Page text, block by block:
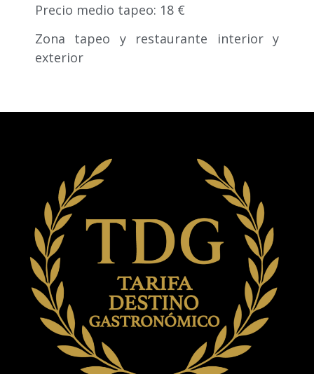
Precio medio tapeo: 18 €
Zona tapeo y restaurante interior y
exterior